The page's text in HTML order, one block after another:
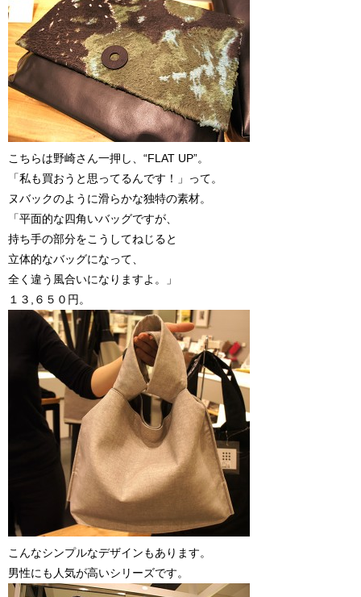
こちらは野崎さん一押し、“FLAT UP”。
「私も買おうと思ってるんです！」って。
ヌバックのように滑らかな独特の素材。
「平面的な四角いバッグですが、
持ち手の部分をこうしてねじると
立体的なバッグになって、
全く違う風合いになりますよ。」
１３,６５０円。
こんなシンプルなデザインもあります。
男性にも人気が高いシリーズです。